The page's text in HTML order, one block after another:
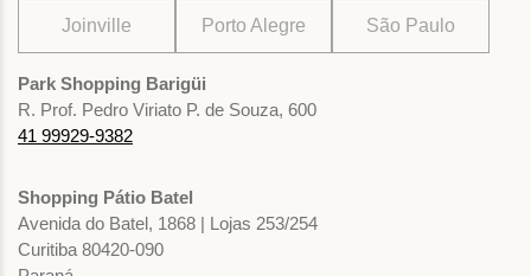
Joinville Porto Alegre São Paulo
Park Shopping Barigüi
R. Prof. Pedro Viriato P. de Souza, 600
41 99929-9382
Shopping Pátio Batel
Avenida do Batel, 1868 | Lojas 253/254
Curitiba 80420-090